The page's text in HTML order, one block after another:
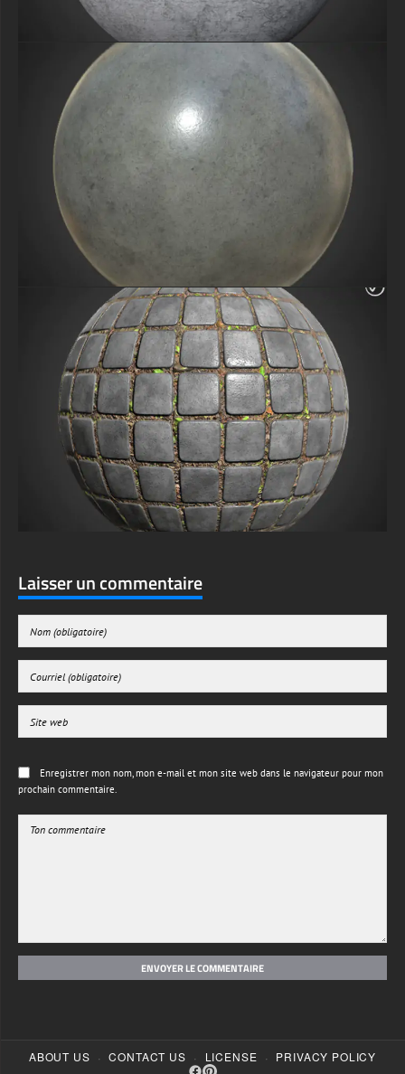
Laisser un commentaire
Enregistrer mon nom, mon e-mail et mon site web dans le navigateur pour mon
prochain commentaire.
ENVOYER LE COMMENTAIRE
ABOUT US · CONTACT US · LICENSE · PRIVACY POLICY